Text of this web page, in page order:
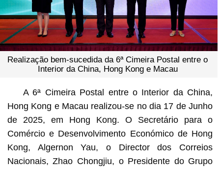
Realização bem-sucedida da 6ª Cimeira Postal entre o
Interior da China, Hong Kong e Macau
A 6ª Cimeira Postal entre o Interior da China,
Hong Kong e Macau realizou-se no dia 17 de Junho
de 2025, em Hong Kong. O Secretário para o
Comércio e Desenvolvimento Económico de Hong
Kong, Algernon Yau, o Director dos Correios
Nacionais, Zhao Chongjiu, o Presidente do Grupo